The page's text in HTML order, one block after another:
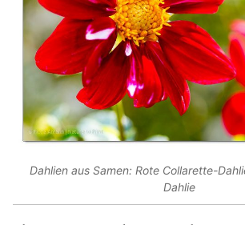
Dahlien aus Samen: Rote Collarette-
Dahlie